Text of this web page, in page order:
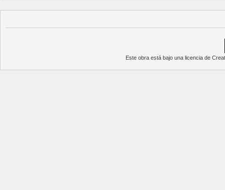
Este obra está bajo una licencia de